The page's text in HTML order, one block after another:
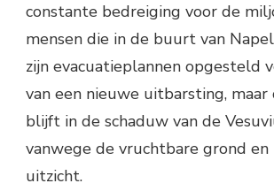
constante bedreiging voor de
mensen die in de buurt van
zijn evacuatieplannen opgesteld
van een nieuwe uitbarsting,
blijft in de schaduw van de
vanwege de vruchtbare grond
uitzicht.